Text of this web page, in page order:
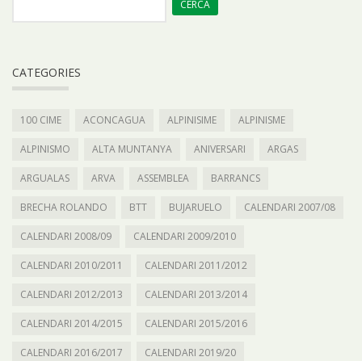
CATEGORIES
100 CIME ACONCAGUA ALPINISIME ALPINISME
ALPINISMO ALTA MUNTANYA ANIVERSARI ARGAS
ARGUALAS ARVA ASSEMBLEA BARRANCS
BRECHA ROLANDO BTT BUJARUELO CALENDARI 2007/08
CALENDARI 2008/09 CALENDARI 2009/2010
CALENDARI 2010/2011 CALENDARI 2011/2012
CALENDARI 2012/2013 CALENDARI 2013/2014
CALENDARI 2014/2015 CALENDARI 2015/2016
CALENDARI 2016/2017 CALENDARI 2019/20